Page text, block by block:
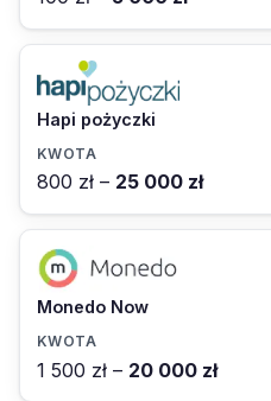
Hapi pożyczki
800 zł – 25 000 zł
Monedo Now
1 500 zł – 20 000 zł